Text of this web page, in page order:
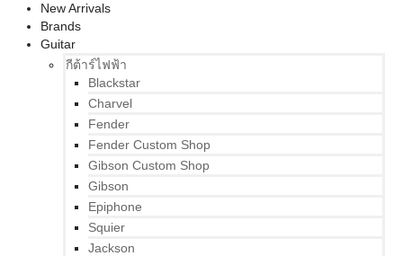
New Arrivals
Brands
Guitar
กีต้าร์ไฟฟ้า
Blackstar
Charvel
Fender
Fender Custom Shop
Gibson Custom Shop
Gibson
Epiphone
Squier
Jackson